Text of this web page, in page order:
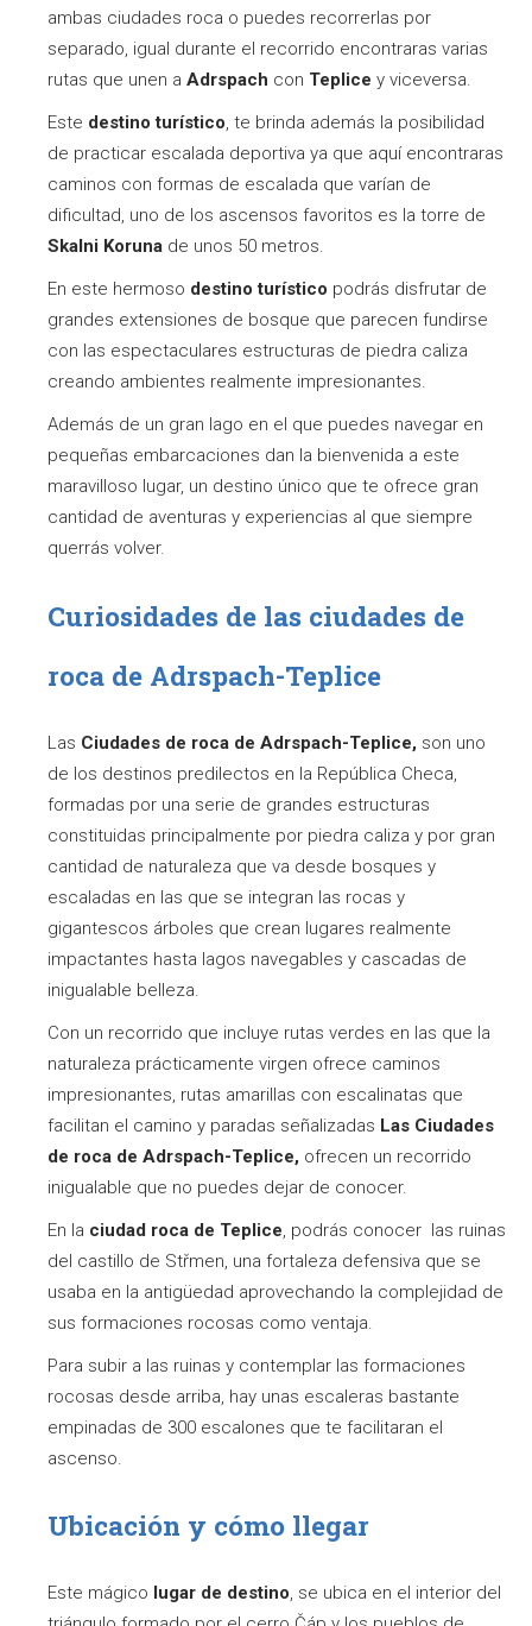
ambas ciudades roca o puedes recorrerlas por
separado, igual durante el recorrido encontraras varias
rutas que unen a Adrspach con Teplice y viceversa.
Este destino turístico, te brinda además la posibilidad
de practicar escalada deportiva ya que aquí encontraras
caminos con formas de escalada que varían de
dificultad, uno de los ascensos favoritos es la torre de
Skalni Koruna de unos 50 metros.
En este hermoso destino turístico podrás disfrutar de
grandes extensiones de bosque que parecen fundirse
con las espectaculares estructuras de piedra caliza
creando ambientes realmente impresionantes.
Además de un gran lago en el que puedes navegar en
pequeñas embarcaciones dan la bienvenida a este
maravilloso lugar, un destino único que te ofrece gran
cantidad de aventuras y experiencias al que siempre
querrás volver.
Curiosidades de las ciudades de
roca de Adrspach-Teplice
Las Ciudades de roca de Adrspach-Teplice, son uno
de los destinos predilectos en la República Checa,
formadas por una serie de grandes estructuras
constituidas principalmente por piedra caliza y por gran
cantidad de naturaleza que va desde bosques y
escaladas en las que se integran las rocas y
gigantescos árboles que crean lugares realmente
impactantes hasta lagos navegables y cascadas de
inigualable belleza.
Con un recorrido que incluye rutas verdes en las que la
naturaleza prácticamente virgen ofrece caminos
impresionantes, rutas amarillas con escalinatas que
facilitan el camino y paradas señalizadas Las Ciudades
de roca de Adrspach-Teplice, ofrecen un recorrido
inigualable que no puedes dejar de conocer.
En la ciudad roca de Teplice, podrás conocer las ruinas
del castillo de Střmen, una fortaleza defensiva que se
usaba en la antigüedad aprovechando la complejidad de
sus formaciones rocosas como ventaja.
Para subir a las ruinas y contemplar las formaciones
rocosas desde arriba, hay unas escaleras bastante
empinadas de 300 escalones que te facilitaran el
ascenso.
Ubicación y cómo llegar
Este mágico lugar de destino, se ubica en el interior del